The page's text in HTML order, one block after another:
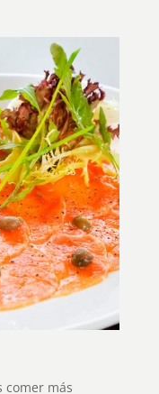
comer más